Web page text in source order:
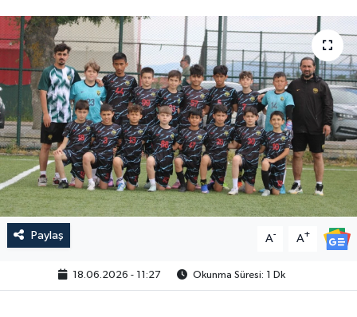
Paylaş A- A+
18.06.2026 - 11:27 Okunma Süresi: 1 Dk